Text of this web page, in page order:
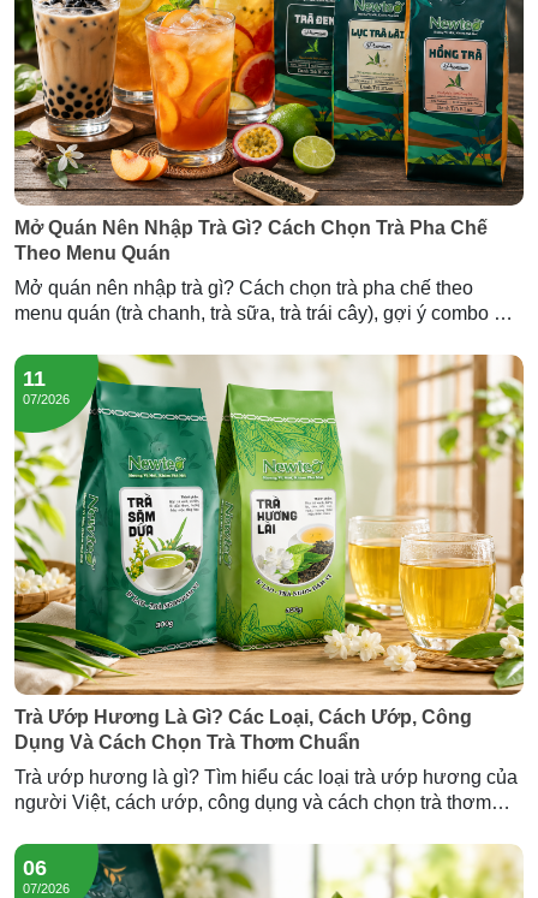
Mở Quán Nên Nhập Trà Gì? Cách Chọn Trà Pha Chế
Theo Menu Quán
Mở quán nên nhập trà gì? Cách chọn trà pha chế theo
menu quán (trà chanh, trà sữa, trà trái cây), gợi ý combo mở
11
07/2026
Trà Ướp Hương Là Gì? Các Loại, Cách Ướp, Công
Dụng Và Cách Chọn Trà Thơm Chuẩn
Trà ướp hương là gì? Tìm hiểu các loại trà ướp hương của
người Việt, cách ướp, công dụng và cách chọn trà thơm
06
07/2026